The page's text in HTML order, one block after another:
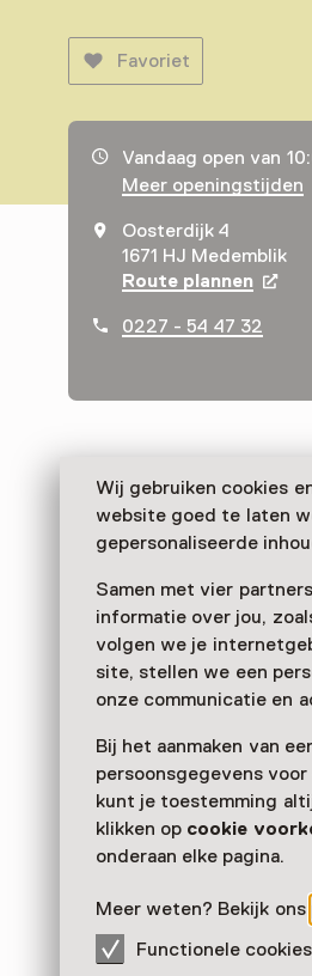
Wij gebruiken cookies
website goed te laten
gepersonaliseerde
Samen met vier
informatie over jou,
volgen we je
site, stellen we een
onze communicatie en
Bij het aanmaken van
persoonsgegevens
kunt je toestemming
klikken op cookie
onderaan elke pagina.
Meer weten? Bekijk ons
Functionele cookies
Favoriet
Openingstijden, adres
Vandaag open van
Meer openingstijden
Oosterdijk 4
1671 HJ Medemblik
Route plannen
0227 - 54 47 32
Was kann man mit Wasser
James Watt funktioniert.
und kann man zischende
Verder lezen